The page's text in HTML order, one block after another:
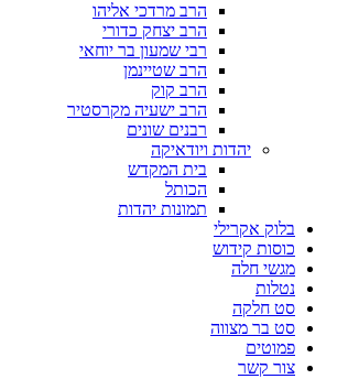
הרב מרדכי אליהו
הרב יצחק כדורי
רבי שמעון בר יוחאי
הרב שטיינמן
הרב קוק
הרב ישעיה מקרסטיר
רבנים שונים
יהדות ויודאיקה
בית המקדש
הכותל
תמונות יהדות
בלוק אקרילי
כוסות קידוש
מגשי חלה
נטלות
סט חלקה
סט בר מצווה
פמוטים
צור קשר